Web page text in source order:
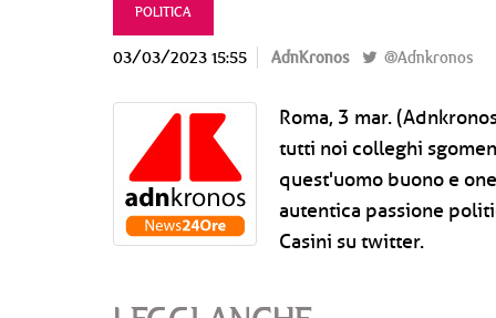
POLITICA
03/03/2023 15:55 AdnKronos @Adnkronos
Roma, 3 mar.
tutti noi colleghi
quest'uomo buono e
autentica passione
Casini su twitter.